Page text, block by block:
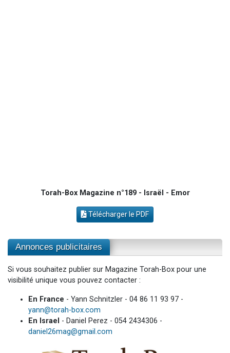
Torah-Box Magazine n°189 - Israël - Emor
Télécharger le PDF
Annonces publicitaires
Si vous souhaitez publier sur Magazine Torah-Box pour une
visibilité unique vous pouvez contacter :
En France - Yann Schnitzler - 04 86 11 93 97 -
yann@torah-box.com
En Israel - Daniel Perez - 054 2434306 -
daniel26mag@gmail.com